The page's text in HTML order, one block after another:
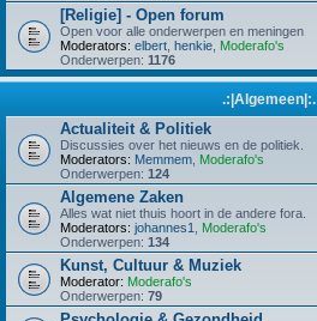
[Religie] - Open forum
Open voor alle onderwerpen en meningen
Moderators: elbert henkie Moderafo's
Onderwerpen: 1176
.:|Algemeen|:.
Actualiteit & Politiek
Discussies over het nieuws en de politiek.
Moderators: Memmem Moderafo's
Onderwerpen: 124
Algemene Zaken
Alles wat niet thuis hoort in de andere fora.
Moderators: johannes1
Moderafo's
Onderwerpen: 134
Kunst, Cultuur & Muziek
Moderator: Moderafo's
Onderwerpen: 79